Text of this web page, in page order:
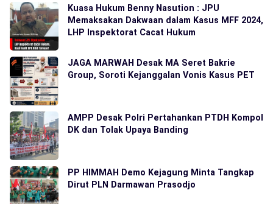
Kuasa Hukum Benny Nasution : JPU
Memaksakan Dakwaan dalam Kasus MFF 2024,
LHP Inspektorat Cacat Hukum
JAGA MARWAH Desak MA Seret Bakrie
Group, Soroti Kejanggalan Vonis Kasus PET
AMPP Desak Polri Pertahankan PTDH Kompol
DK dan Tolak Upaya Banding
PP HIMMAH Demo Kejagung Minta Tangkap
Dirut PLN Darmawan Prasodjo